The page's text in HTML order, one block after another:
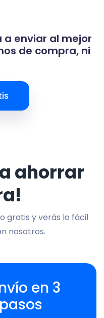
a enviar al mejor
de compra, ni
ahorrar
gratis y verás lo fácil
nosotros.
en 3